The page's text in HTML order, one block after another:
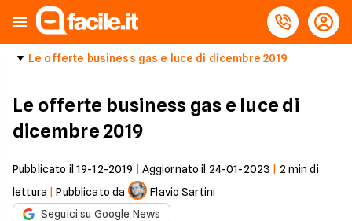
Le offerte business gas e luce di dicembre 2019
Le offerte business gas e luce di
dicembre 2019
Pubblicato il 19-12-2019 Aggiornato il 24-01-2023 2 min di
lettura |Pubblicato da
Flavio Sartini
Seguici su Google News